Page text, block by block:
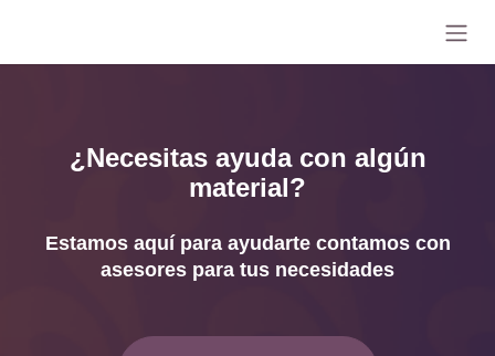
¿Necesitas ayuda con algún
material?
Estamos aquí para ayudarte contamos con
asesores para tus necesidades